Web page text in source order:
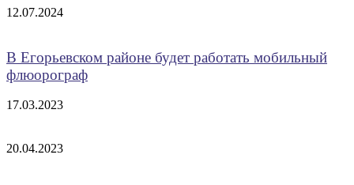
12.07.2024
В Егорьевском районе будет работать мобильный
флюорограф
17.03.2023
20.04.2023